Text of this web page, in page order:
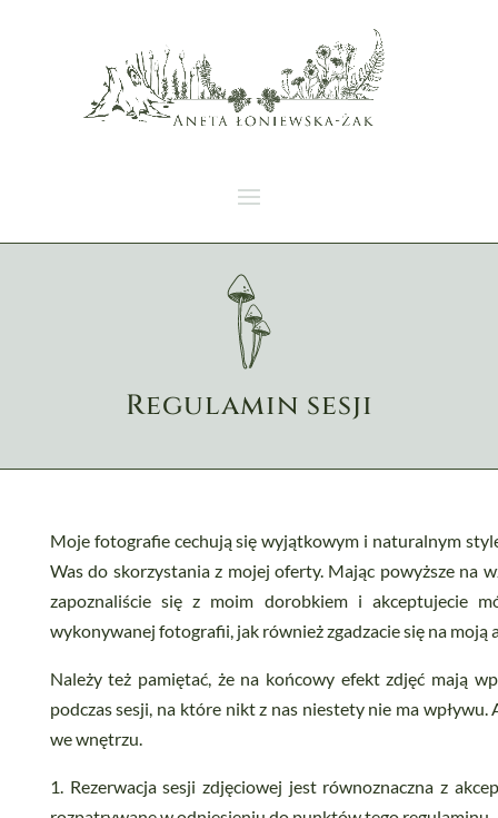
Regulamin sesji
Moje fotografie cechują się wyjątkowym i naturalnym
Was do skorzystania z mojej oferty. Mając powyższe na
zapoznaliście się z moim dorobkiem i akceptujecie
wykonywanej fotografii, jak również zgadzacie się na
Należy też pamiętać, że na końcowy efekt zdjęć mają
podczas sesji, na które nikt z nas niestety nie ma
we wnętrzu.
1. Rezerwacja sesji zdjęciowej jest równoznaczna z